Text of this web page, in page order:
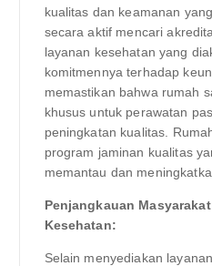
kualitas dan keamanan
secara aktif mencari
layanan kesehatan yang
komitmennya terhadap
memastikan bahwa rumah
khusus untuk perawatan
peningkatan kualitas.
program jaminan kualitas
memantau dan
Penjangkauan
Kesehatan:
Selain menyediakan